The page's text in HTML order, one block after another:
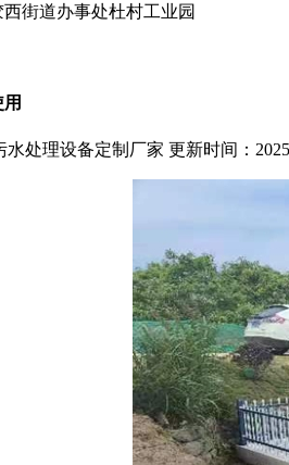
街道办事处杜村工业园
水处理设备定制厂家 更新时间：